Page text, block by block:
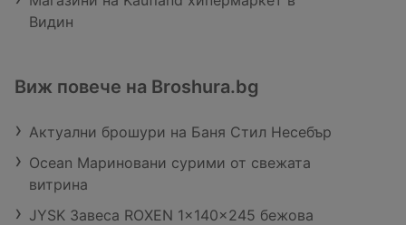
Видин
Виж повече на Broshura.bg
Актуални брошури на Баня Стил Несебър
Ocean Mариновани сурими от свежата
витрина
JYSK Завеса ROXEN 1x140x245 бежова